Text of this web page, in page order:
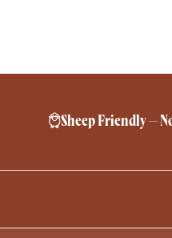
Sheep Friendly –